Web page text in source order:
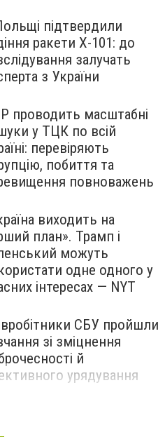
підтвердили
ракети Х-101: до
залучать
з України
проводить масштабні
у ТЦК по всій
перевіряють
побиття та
повноважень
виходить на
план». Трамп і
можуть
одне одного у
інтересах — NYT
СБУ пройшли
зі зміцнення
й
урядування